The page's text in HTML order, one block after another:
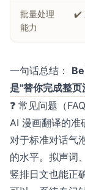
批量处理
能力
✔️
一句话总结：
是"替你完成整页
❓ 常见问题（FAQ
AI 漫画翻译的准
对于标准对话气
的水平。拟声词
竖排日文也能正